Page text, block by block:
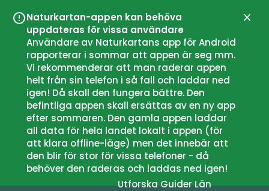
Naturkartan-appen kan behöva
uppdateras för vissa användare
Användare av Naturkartans app för Android
rapporterar i sommar att appen är seg mm.
Vi rekommenderar att man raderar appen
helt från sin telefon i så fall och laddar ned
igen! Då skall den fungera bättre. Den
befintliga appen skall ersättas av en ny app
efter sommaren. Den gamla appen laddar
all data för hela landet lokalt i appen (för
att klara offline-läge) men det innebär att
den blir för stor för vissa telefoner - då
behöver den raderas och laddas ned igen!
UtforskaGuiderLän